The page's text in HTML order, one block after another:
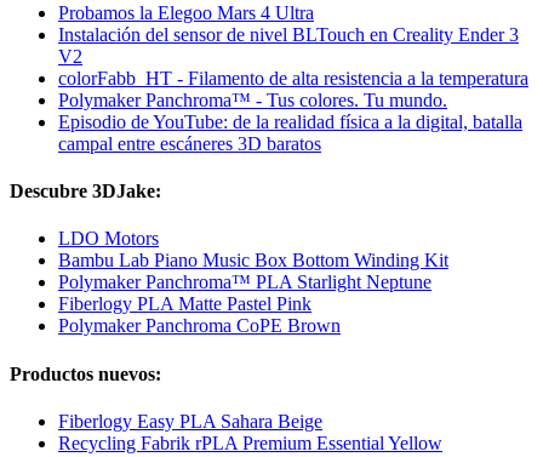
Probamos la Elegoo Mars 4 Ultra
Instalación del sensor de nivel BLTouch en Creality Ender 3
V2
colorFabb_HT - Filamento de alta resistencia a la temperatura
Polymaker Panchroma™ - Tus colores. Tu mundo.
Episodio de YouTube: de la realidad física a la digital, batalla
campal entre escáneres 3D baratos
Descubre 3DJake:
LDO Motors
Bambu Lab Piano Music Box Bottom Winding Kit
Polymaker Panchroma™ PLA Starlight Neptune
Fiberlogy PLA Matte Pastel Pink
Polymaker Panchroma CoPE Brown
Productos nuevos:
Fiberlogy Easy PLA Sahara Beige
Recycling Fabrik rPLA Premium Essential Yellow